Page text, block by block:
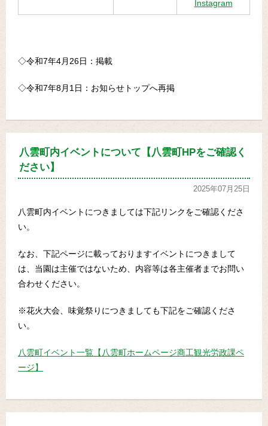
Instagram
◇令和7年4月26日：掲載
◇令和7年8月1日：お知らせトップへ再掲
八雲町内イベントについて【八雲町HPをご確認く
ださい】
2025年07月25日
八雲町内イベントにつきましては下記リンクをご確認くださ
い。
なお、下記ページに載っておりますイベントにつきまして
は、当園は主催ではないため、内容等は各主催者までお問い
合わせください。
※花火大会、味覚祭りにつきましても下記をご確認くださ
い。
八雲町イベント一覧【八雲町ホームページ商工観光労政課ペ
ージ】